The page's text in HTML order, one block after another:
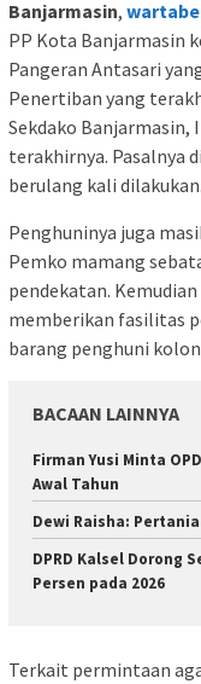
Banjarmasin,
PP Kota Banjarmasin
Pangeran Antasari
Penertiban yang
Sekdako Banjarmasin,
terakhirnya. Pasalnya
berulang kali dilakukan.
Penghuninya juga
Pemko mamang
pendekatan.
memberikan fasilitas
barang penghuni
BACAAN LAINNYA
Firman Yusi Minta
Awal Tahun
Dewi Raisha:
DPRD Kalsel Dorong
Persen pada 2026
Terkait permintaan